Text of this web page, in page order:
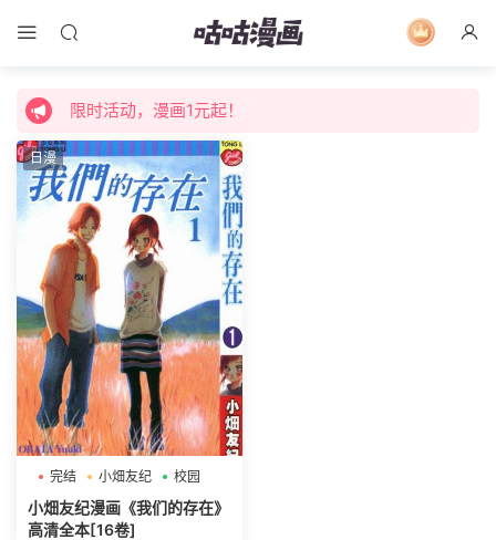
限时活动，漫画1元起！
限时活动，漫画1元起！
限时特价购买终身会员享受全站免费体验！
日漫
完结 小畑友纪 校园
小畑友纪漫画《我们的存在》
高清全本[16卷]